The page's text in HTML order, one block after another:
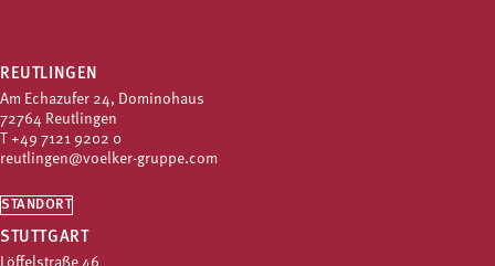
REUTLINGEN
Am Echazufer 24, Dominohaus
72764 Reutlingen
T +49 7121 9202 0
reutlingen@voelker-gruppe.com
STANDORT
STUTTGART